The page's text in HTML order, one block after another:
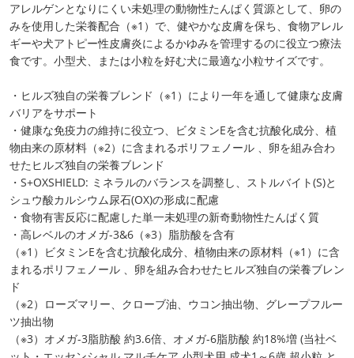
アレルゲンとなりにくい未処理の動物性たんぱく質源として、卵の
みを使用した栄養配合（※1）で、健やかな皮膚を保ち、食物アレル
ギーや犬アトピー性皮膚炎によるかゆみを管理するのに役立つ療法
食です。小型犬、または小粒を好む犬に最適な小粒サイズです。
・ヒルズ独自の栄養ブレンド（※1）により一年を通して健康な皮膚
バリアをサポート
・健康な免疫力の維持に役立つ、ビタミンEを含む抗酸化成分、植
物由来の原材料（※2）に含まれるポリフェノール 、卵を組み合わ
せたヒルズ独自の栄養ブレンド
・S+OXSHIELD: ミネラルのバランスを調整し、ストルバイト(S)と
シュウ酸カルシウム尿石(OX)の形成に配慮
・食物有害反応に配慮した単一未処理の新奇動物性たんぱく質
・高レベルのオメガ-3&6（※3）脂肪酸を含有
（※1）ビタミンEを含む抗酸化成分、植物由来の原材料（※1）に含
まれるポリフェノール 、卵を組み合わせたヒルズ独自の栄養ブレン
ド
（※2）ローズマリー、クローブ油、ウコン抽出物、グレープフルー
ツ抽出物
（※3）オメガ-3脂肪酸 約3.6倍、オメガ-6脂肪酸 約18%増 (当社ベ